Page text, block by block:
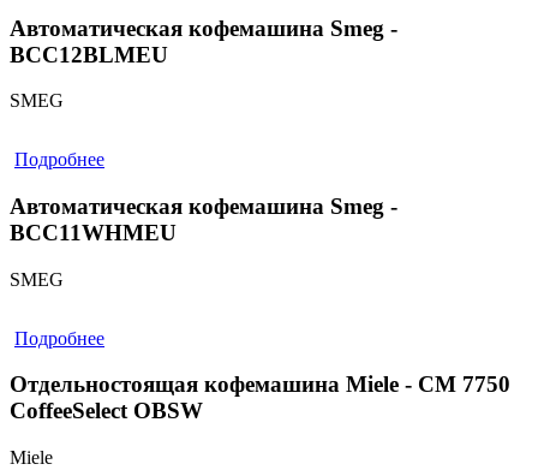
Автоматическая кофемашина Smeg -
BCC12BLMEU
SMEG
Подробнее
Автоматическая кофемашина Smeg -
BCC11WHMEU
SMEG
Подробнее
Отдельностоящая кофемашина Miele - CM 7750
CoffeeSelect OBSW
Miele